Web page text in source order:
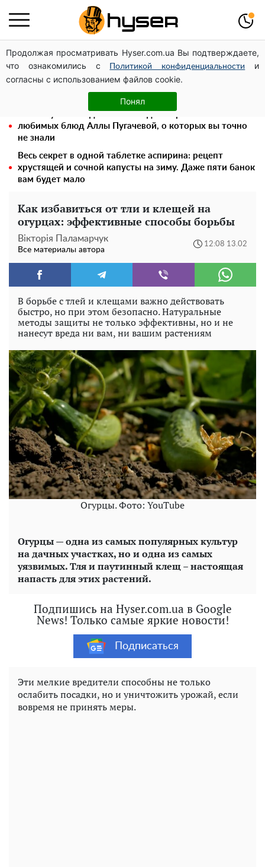
Продолжая просматривать Hyser.com.ua Вы подтверждаете,
что ознакомились с
Политикой конфиденциальности
и
согласны с использованием файлов cookie.
Понял
Голая Елена Тополя в интересных позах заставила
отвисать челюсти: слив видео – было только началом
Елена Тополя слив видео – это далеко не все:
фронтмен "Антитела" Тарас Тополя стал следующим
любимых блюд Аллы Пугачевой, о которых вы точно
не знали
Весь секрет в одной таблетке аспирина: рецепт
хрустящей и сочной капусты на зиму. Даже пяти банок
вам будет мало
Как избавиться от тли и клещей на
огурцах: эффективные способы борьбы
Вікторія Паламарчук
Все материалы автора
12:08 13.02
В борьбе с тлей и клещами важно действовать
быстро, но при этом безопасно. Натуральные
методы защиты не только эффективны, но и не
нанесут вреда ни вам, ни вашим растениям
Огурцы. Фото: YouTube
Огурцы — одна из самых популярных культур
на дачных участках, но и одна из самых
уязвимых. Тля и паутинный клещ – настоящая
напасть для этих растений.
Подпишись на Hyser.com.ua в Google
News! Только самые яркие новости!
Подписаться
Эти мелкие вредители способны не только
ослабить посадки, но и уничтожить урожай, если
вовремя не принять меры.